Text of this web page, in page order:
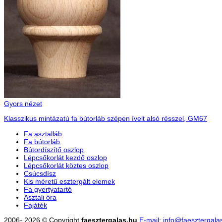
Gyors nézet
Klasszikus mintázatú fa bútorláb szépen ívelt alsó résszel, GM67
Fa asztalláb
Fa bútorláb
Bútordíszítő oszlop
Lépcsőkorlát kezdő oszlop
Lépcsőkorlát köztes oszlop
Csúcsdísz
Kis méretű esztergált elemek
Fa gyertyatartó
Asztali óra
Fajáték
2006- 2026 © Copyright faesztergalas.hu E-mail: